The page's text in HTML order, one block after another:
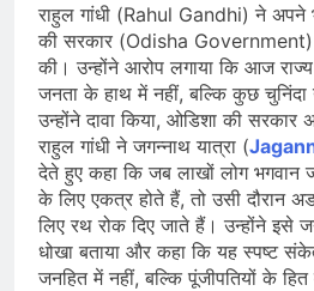
राहुल गांधी (Rahul Gandhi) ने
की सरकार (Odisha
की। उन्होंने आरोप लगाया कि आज
जनता के हाथ में नहीं, बल्कि कुछ चुनिंदा
उन्होंने दावा किया, ओडिशा की सरकार
राहुल गांधी ने जगन्नाथ यात्रा (
देते हुए कहा कि जब लाखों लोग
के लिए एकत्र होते हैं, तो उसी दौरान
लिए रथ रोक दिए जाते हैं। उन्होंने इसे
धोखा बताया और कहा कि यह स्पष्ट
जनहित में नहीं, बल्कि पूंजीपतियों के